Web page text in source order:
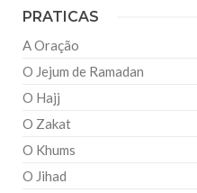
PRATICAS
A Oração
O Jejum de Ramadan
O Hajj
O Zakat
O Khums
O Jihad